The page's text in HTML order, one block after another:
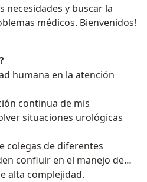
necesidades y buscar la
médicos. Bienvenidos!
humana en la atención
mis
situaciones urológicas
colegas de diferentes
confluir en el manejo de
alta complejidad.